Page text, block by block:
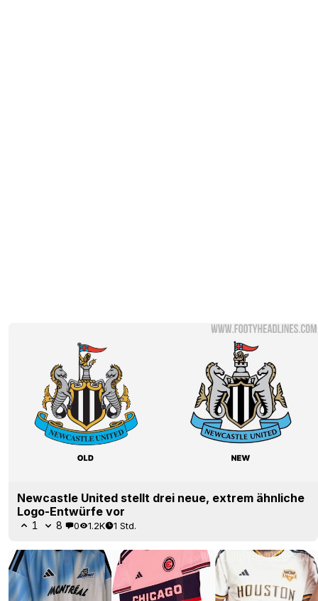
Newcastle United stellt drei neue, extrem ähnliche
Logo-Entwürfe vor
1 8 0 1.2K 1 Std.